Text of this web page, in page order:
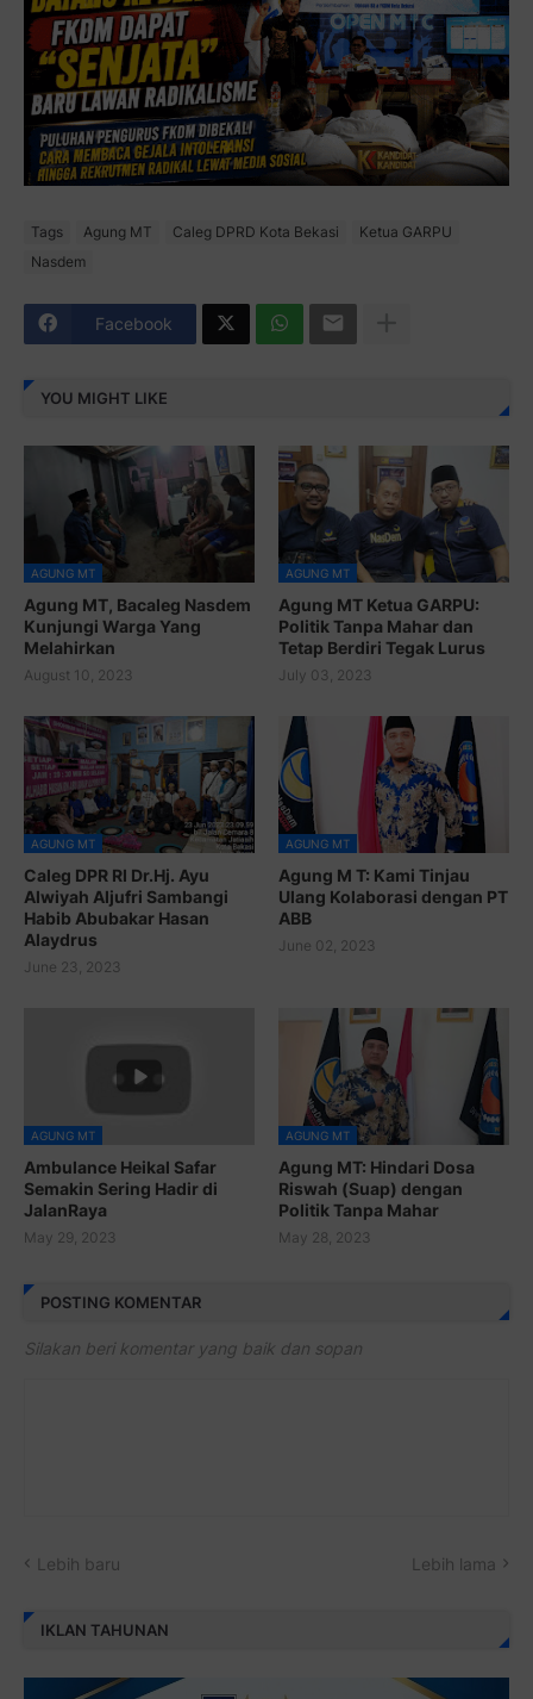
Tags Agung MT Caleg DPRD Kota Bekasi
Ketua GARPU
Nasdem
Facebook
YOU MIGHT LIKE
AGUNG MT
Agung MT, Bacaleg Nasdem
Kunjungi Warga Yang
Melahirkan
August 10, 2023
AGUNG MT
Agung MT Ketua GARPU:
Politik Tanpa Mahar dan
Tetap Berdiri Tegak Lurus
July 03, 2023
AGUNG MT
Caleg DPR RI Dr.Hj. Ayu
Alwiyah Aljufri Sambangi
Habib Abubakar Hasan
Alaydrus
June 23, 2023
AGUNG MT
Agung M T: Kami Tinjau
Ulang Kolaborasi dengan PT
ABB
June 02, 2023
AGUNG MT
Ambulance Heikal Safar
Semakin Sering Hadir di
JalanRaya
May 29, 2023
AGUNG MT
Agung MT: Hindari Dosa
Riswah (Suap) dengan
Politik Tanpa Mahar
May 28, 2023
POSTING KOMENTAR
Silakan beri komentar yang baik dan sopan
Lebih baru Lebih lama
IKLAN TAHUNAN